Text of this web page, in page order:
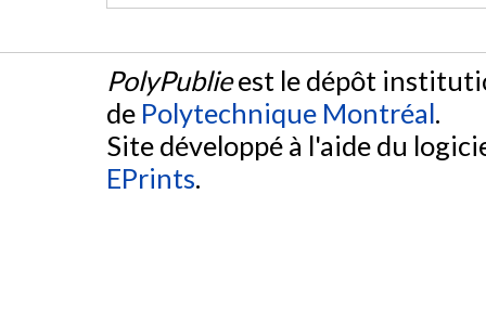
PolyPublieest le dépôt
de Polytechnique Montréal.
Site développé à l'aide du
EPrints.